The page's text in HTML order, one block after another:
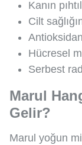
Kanın
Cilt
Hücresel
Serbest
Marul
Gelir?
Marul yoğun